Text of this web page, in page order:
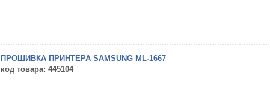
ПРОШИВКА ПРИНТЕРА SAMSUNG ML-1667
код товара: 445104